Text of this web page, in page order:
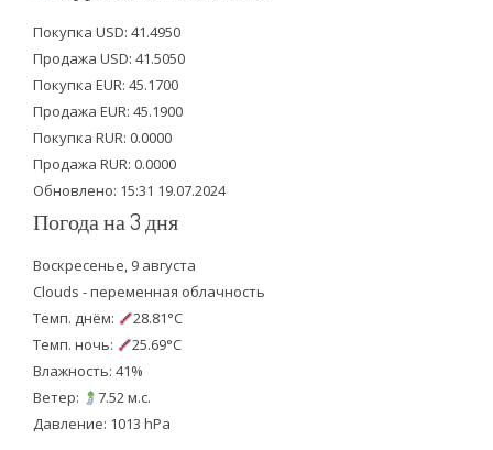
t
e
r
b
o
o
k
u
b
e
Покупка USD: 41.4950
Продажа USD: 41.5050
Покупка EUR: 45.1700
Продажа EUR: 45.1900
Покупка RUR: 0.0000
Продажа RUR: 0.0000
Обновлено: 15:31 19.07.2024
Погода на 3 дня
Воскресенье, 9 августа
Clouds - переменная облачность
Темп. днём:
28.81°C
Темп. ночь:
25.69°C
Влажность: 41%
Ветер:
7.52 м.с.
Давление: 1013 hPa